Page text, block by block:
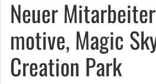
Neuer
motive, Magic
Creation Park